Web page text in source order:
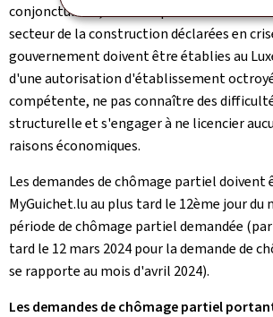
conjoncturelle, les entreprises des
secteur de la construction déclarées en
gouvernement doivent être établies au
d'une autorisation d'établissement
compétente, ne pas connaître des
structurelle et s'engager à ne licencier
raisons économiques.
Les demandes de chômage partiel doivent
MyGuichet.lu au plus tard le 12ème jour du
période de chômage partiel demandée
tard le 12 mars 2024 pour la demande de
se rapporte au mois d'avril 2024).
Les demandes de chômage partiel